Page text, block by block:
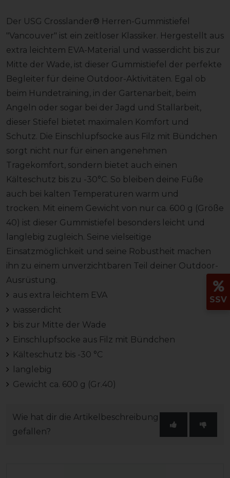
Der USG Crosslander® Herren-Gummistiefel
"Vancouver" ist ein zeitloser Klassiker. Hergestellt aus
extra leichtem EVA-Material und wasserdicht bis zur
Mitte der Wade, ist dieser Gummistiefel der perfekte
Begleiter für deine Outdoor-Aktivitäten. Egal ob
beim Hundetraining, in der Gartenarbeit, beim
Angeln oder sogar bei der Jagd und Stallarbeit,
dieser Stiefel bietet maximalen Komfort und
Schutz. Die Einschlupfsocke aus Filz mit Bündchen
sorgt nicht nur für einen angenehmen
Tragekomfort, sondern bietet auch einen
Kälteschutz bis zu -30°C. So bleiben deine Füße
auch bei kalten Temperaturen warm und
trocken. Mit einem Gewicht von nur ca. 600 g (Größe
40) ist dieser Gummistiefel besonders leicht und
langlebig zugleich. Seine vielseitige
Einsatzmöglichkeit und seine Robustheit machen
ihn zu einem unverzichtbaren Teil deiner Outdoor-
Ausrüstung.
aus extra leichtem EVA
wasserdicht
bis zur Mitte der Wade
Einschlupfsocke aus Filz mit Bündchen
Kälteschutz bis -30 °C
langlebig
Gewicht ca. 600 g (Gr.40)
Wie hat dir die Artikelbeschreibung
gefallen?
SSV